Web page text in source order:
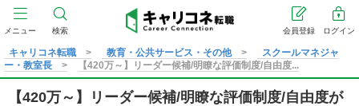
メニュー 検索 ログイン
会員登録
キャリコネ転職 教育・公共サービス・その他
スクールマネジャ
ー・教室長
【420万～】リーダー候補/明瞭な評価制度/自由度...
【420万～】リーダー候補/明瞭な評価制度/自由度が